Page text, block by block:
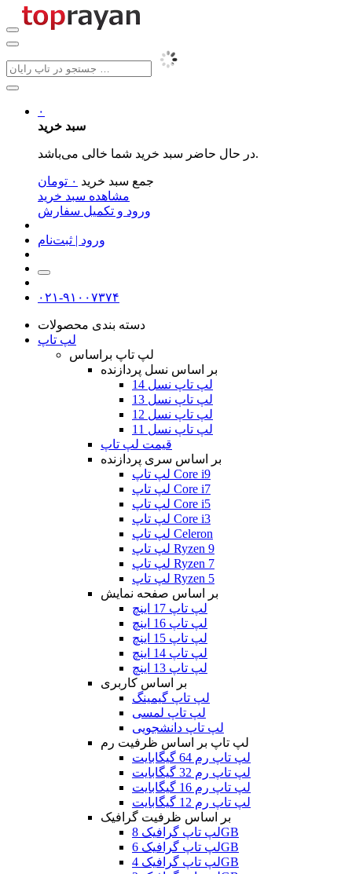
۰
سبد خرید
در حال حاضر سبد خرید شما خالی می‌باشد.
جمع سبد خرید ۰ تومان
مشاهده سبد خرید
ورود و تکمیل سفارش
ورود | ثبت‌نام
۰۲۱-۹۱۰۰۷۳۷۴
دسته بندی محصولات
لپ تاپ
لپ تاپ براساس
بر اساس نسل پردازنده
لپ تاپ نسل 14
لپ تاپ نسل 13
لپ تاپ نسل 12
لپ تاپ نسل 11
قیمت لپ تاپ
بر اساس سری پردازنده
لپ تاپ Core i9
لپ تاپ Core i7
لپ تاپ Core i5
لپ تاپ Core i3
لپ تاپ Celeron
لپ تاپ Ryzen 9
لپ تاپ Ryzen 7
لپ تاپ Ryzen 5
بر اساس صفحه نمایش
لپ تاپ 17 اینچ
لپ تاپ 16 اینچ
لپ تاپ 15 اینچ
لپ تاپ 14 اینچ
لپ تاپ 13 اینچ
بر اساس کاربری
لپ تاپ گیمینگ
لپ تاپ لمسی
لپ تاپ دانشجویی
لپ تاپ بر اساس ظرفیت رم
لپ تاپ رم 64 گیگابایت
لپ تاپ رم 32 گیگابایت
لپ تاپ رم 16 گیگابایت
لپ تاپ رم 12 گیگابایت
بر اساس ظرفیت گرافیک
لپ تاپ گرافیک 8GB
لپ تاپ گرافیک 6GB
لپ تاپ گرافیک 4GB